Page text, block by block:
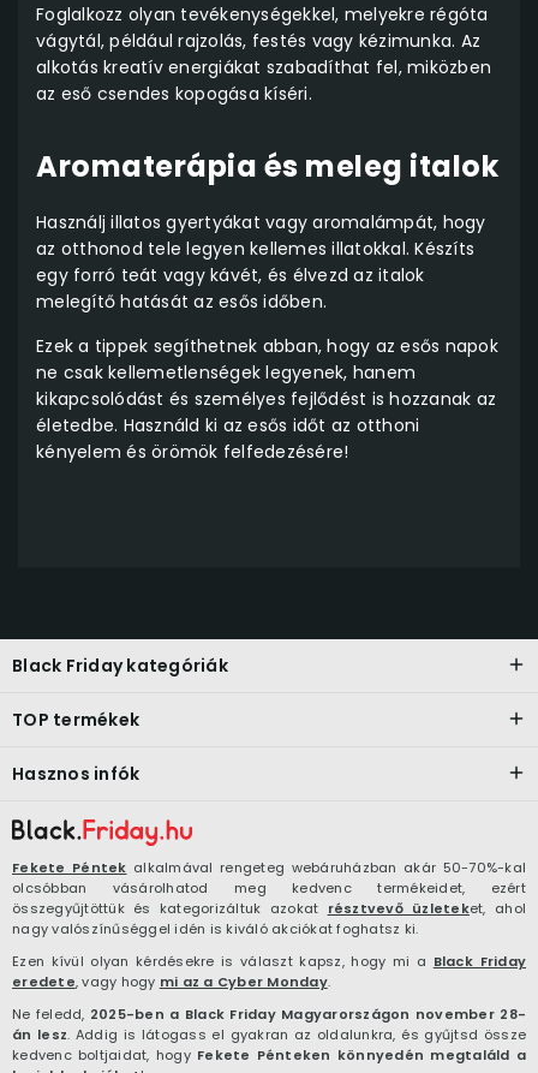
Foglalkozz olyan tevékenységekkel, melyekre régóta
vágytál, például rajzolás, festés vagy kézimunka. Az
alkotás kreatív energiákat szabadíthat fel, miközben
az eső csendes kopogása kíséri.
Aromaterápia és meleg italok
Használj illatos gyertyákat vagy aromalámpát, hogy
az otthonod tele legyen kellemes illatokkal. Készíts
egy forró teát vagy kávét, és élvezd az italok
melegítő hatását az esős időben.
Ezek a tippek segíthetnek abban, hogy az esős napok
ne csak kellemetlenségek legyenek, hanem
kikapcsolódást és személyes fejlődést is hozzanak az
életedbe. Használd ki az esős időt az otthoni
kényelem és örömök felfedezésére!
Fekete Péntek alkalmával rengeteg webáruházban akár 50-70%-kal
olcsóbban vásárolhatod meg kedvenc termékeidet, ezért
összegyűjtöttük és kategorizáltuk azokat résztvevő üzleteket, ahol
nagy valószínűséggel idén is kiváló akciókat foghatsz ki.
Ezen kívül olyan kérdésekre is választ kapsz, hogy mi a Black Friday
eredete, vagy hogy mi az a Cyber Monday.
Ne feledd, 2025-ben a Black Friday Magyarországon november 28-
án lesz. Addig is látogass el gyakran az oldalunkra, és gyűjtsd össze
kedvenc boltjaidat, hogy Fekete Pénteken könnyedén megtaláld a
Black Friday kategóriák
TOP termékek
Hasznos infók